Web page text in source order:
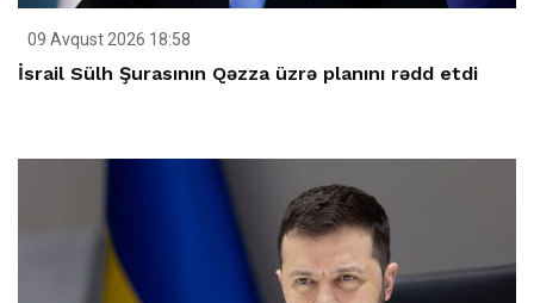
09 Avqust 2026 18:58
İsrail Sülh Şurasının Qəzza üzrə planını rədd etdi